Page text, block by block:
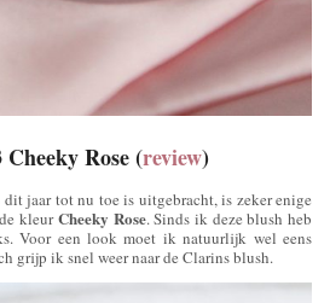
Rose (review)
jaar tot nu toe is uitgebracht, is zeker enige
kleurCheeky Rose. Sinds ik deze blush heb
Voor een look moet ik natuurlijk wel eens
grijp ik snel weer naar de Clarins blush.